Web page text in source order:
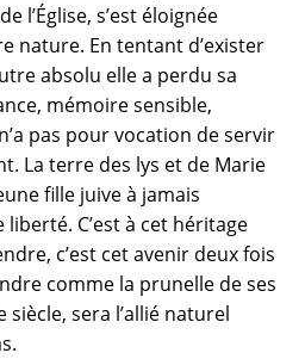
l’Église, s’est éloignée
nature. En tentant d’exister
absolu elle a perdu sa
mémoire sensible,
pas pour vocation de servir
La terre des lys et de Marie
fille juive à jamais
C’est à cet héritage
c’est cet avenir deux fois
comme la prunelle de ses
siècle, sera l’allié naturel